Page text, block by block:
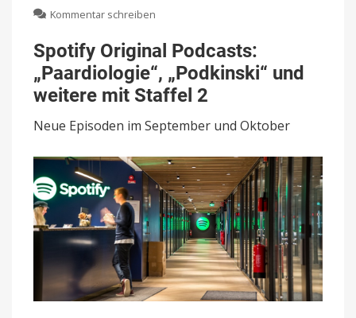
Kommentar schreiben
Original
Podcasts:
„Paardiologie“,
„Podkinski“
und
weitere
mit
2
Spotify Original Podcasts:
„Paardiologie“, „Podkinski“ und
weitere mit Staffel 2
Neue Episoden im September und Oktober